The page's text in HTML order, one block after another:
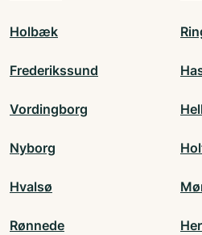
Holbæk
Frederikssund
Vordingborg
Nyborg
Hvalsø
Rønnede